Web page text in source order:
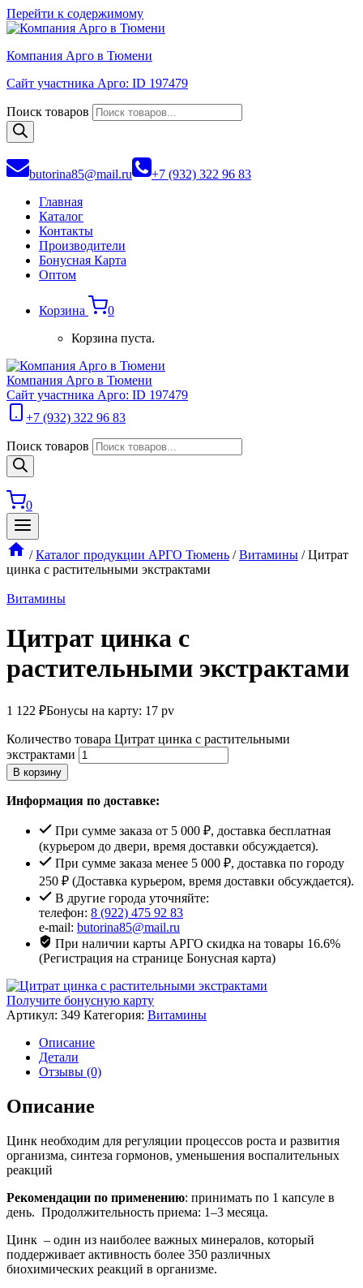
Перейти к содержимому
Компания Арго в Тюмени
Сайт участника Арго: ID 197479
Поиск товаров
butorina85@mail.ru
+7 (932) 322 96 83
Главная
Каталог
Контакты
Производители
Бонусная Карта
Оптом
Корзина
0
Корзина пуста.
Компания Арго в Тюмени
Сайт участника Арго: ID 197479
+7 (932) 322 96 83
Поиск товаров
0
/ Каталог продукции АРГО Тюмень / Витамины / Цитрат
цинка с растительными экстрактами
Витамины
Цитрат цинка с
растительными экстрактами
1 122 ₽Бонусы на карту: 17 pv
Количество товара Цитрат цинка с растительными
экстрактами
В корзину
Информация по доставке:
При сумме заказа от 5 000 ₽, доставка бесплатная
(курьером до двери, время доставки обсуждается).
При сумме заказа менее 5 000 ₽, доставка по городу
250 ₽ (Доставка курьером, время доставки обсуждается).
В другие города уточняйте:
телефон: 8 (922) 475 92 83
e-mail: butorina85@mail.ru
При наличии карты АРГО скидка на товары 16.6%
(Регистрация на странице Бонусная карта)
Получите бонусную карту
Артикул: 349 Категория: Витамины
Описание
Детали
Отзывы (0)
Описание
Цинк необходим для регуляции процессов роста и развития
организма, синтеза гормонов, уменьшения воспалительных
реакций
Рекомендации по применению: принимать по 1 капсуле в
день. Продолжительность приема: 1–3 месяца.
Цинк – один из наиболее важных минералов, который
поддерживает активность более 350 различных
биохимических реакций в организме.